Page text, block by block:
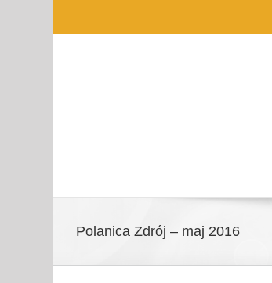
Polanica Zdrój – maj 2016